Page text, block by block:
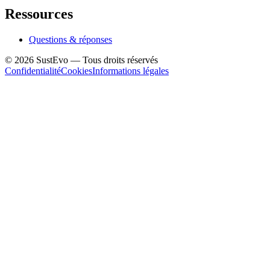
Ressources
Questions & réponses
© 2026 SustEvo — Tous droits réservés
ConfidentialitéCookiesInformations légales